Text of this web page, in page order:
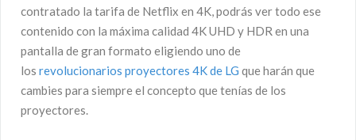
contratado la tarifa de Netflix en 4K, podrás ver todo ese
contenido con la máxima calidad 4K UHD y HDR en una
pantalla de gran formato eligiendo uno de
los revolucionarios proyectores 4K de LG que harán que
cambies para siempre el concepto que tenías de los
proyectores.